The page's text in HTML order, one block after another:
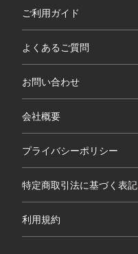
ご利用ガイド
よくあるご質問
お問い合わせ
会社概要
プライバシーポリシー
特定商取引法に基づく表記
利用規約